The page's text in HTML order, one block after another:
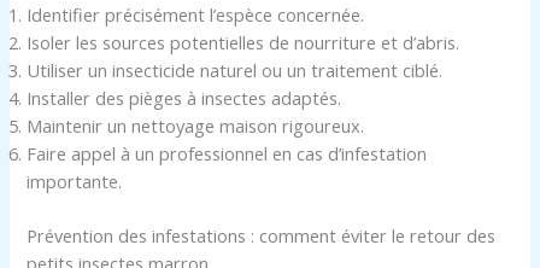
Identifier précisément l’espèce concernée.
Isoler les sources potentielles de nourriture et d’abris.
Utiliser un insecticide naturel ou un traitement ciblé.
Installer des pièges à insectes adaptés.
Maintenir un nettoyage maison rigoureux.
Faire appel à un professionnel en cas d’infestation
importante.
Prévention des infestations : comment éviter le retour des
petits insectes marron